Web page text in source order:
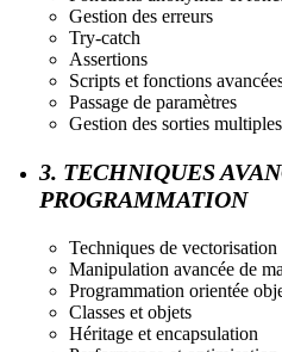
Gestion des erreurs
Try-catch
Assertions
Scripts et fonctions
Passage de paramètres
Gestion des sorties multiples
3. TECHNIQUES
PROGRAMMATION
Techniques de vectorisation
Manipulation avancée de
Programmation orientée
Classes et objets
Héritage et encapsulation